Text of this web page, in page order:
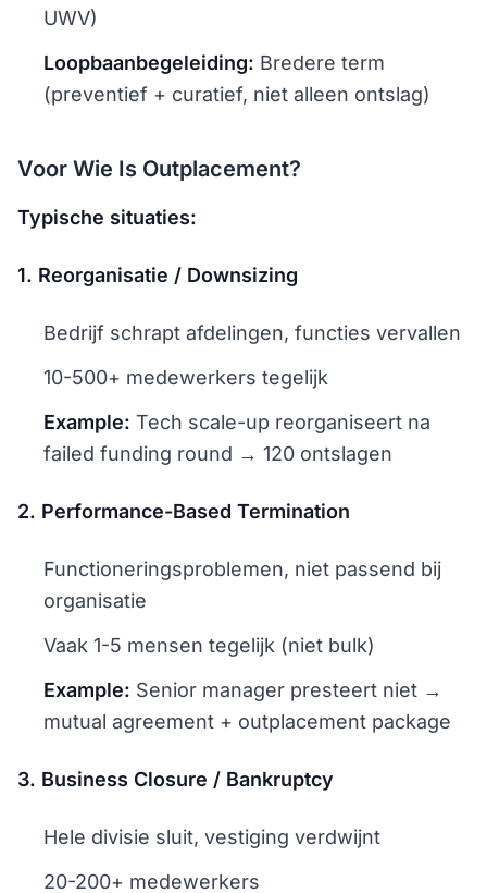
UWV)
Loopbaanbegeleiding: Bredere term
(preventief + curatief, niet alleen ontslag)
Voor Wie Is Outplacement?
Typische situaties:
1. Reorganisatie / Downsizing
Bedrijf schrapt afdelingen, functies vervallen
10-500+ medewerkers tegelijk
Example: Tech scale-up reorganiseert na
failed funding round → 120 ontslagen
2. Performance-Based Termination
Functioneringsproblemen, niet passend bij
organisatie
Vaak 1-5 mensen tegelijk (niet bulk)
Example: Senior manager presteert niet →
mutual agreement + outplacement package
3. Business Closure / Bankruptcy
Hele divisie sluit, vestiging verdwijnt
20-200+ medewerkers